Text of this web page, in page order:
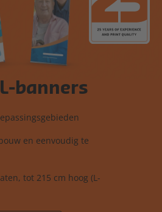
banners
en eenvoudig te
tot 215 cm hoog (L-